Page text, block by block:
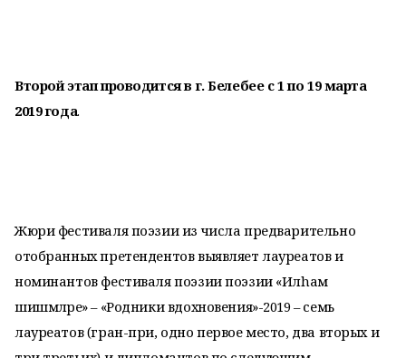
Второй этап проводится в г. Белебее с 1 по 19 марта
2019 года.
Жюри фестиваля поэзии из числа предварительно
отобранных претендентов выявляет лауреатов и
номинантов фестиваля поэзии поэзии «Илhам
шишмәләре» – «Родники вдохновения»-2019 – семь
лауреатов (гран-при, одно первое место, два вторых и